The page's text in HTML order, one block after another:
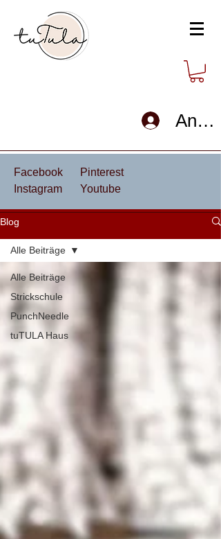
Facebook
Instagram
Pinterest
Youtube
Blog
Alle Beiträge
Strickschule
PunchNeedle
tuTULA Haus
Alle Beiträge